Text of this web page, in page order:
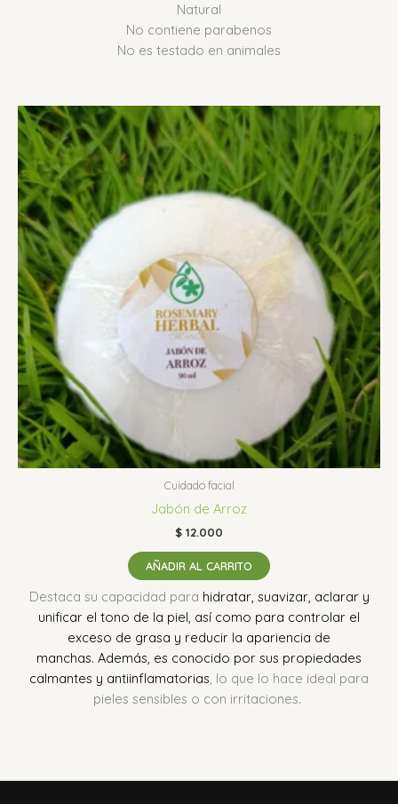
Natural
No contiene parabenos
No es testado en animales
Cuidado facial
Jabón de Arroz
$ 12.000
AÑADIR AL CARRITO
Destaca su capacidad para hidratar, suavizar, aclarar y
unificar el tono de la piel, así como para controlar el
exceso de grasa y reducir la apariencia de
manchas. Además, es conocido por sus propiedades
calmantes y antiinflamatorias , lo que lo hace ideal para
pieles sensibles o con irritaciones.